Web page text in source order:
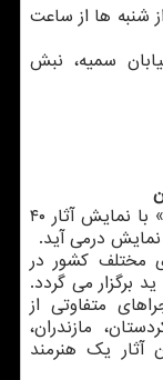
شنبه ها از ساعت
سمیه، نبش
نمایشگاه گروهی هنرهای تجسمی «ماه من» با نمایش آثار ۴۰
درمی آید.
مختلف کشور در
برگزار می گردد.
متفاوتی از
مازندران،
آثار یک هنرمند